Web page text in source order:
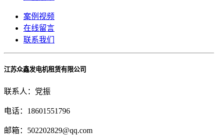
案例视频
在线留言
联系我们
江苏众鑫发电机租赁有限公司
联系人：党振
电话：18601551796
邮箱：502202829@qq.com